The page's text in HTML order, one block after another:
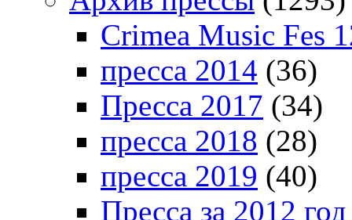
Crimea Music Fes
пресса 2014 (36)
Пресса 2017 (34)
пресса 2018 (28)
пресса 2019 (40)
Пресса за 2012 год